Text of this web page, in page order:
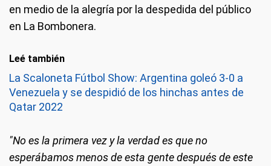
en medio de la alegría por la despedida del público
en La Bombonera.
Leé también
La Scaloneta Fútbol Show: Argentina goleó 3-0 a
Venezuela y se despidió de los hinchas antes de
Qatar 2022
"No es la primera vez y la verdad es que no
esperábamos menos de esta gente después de este